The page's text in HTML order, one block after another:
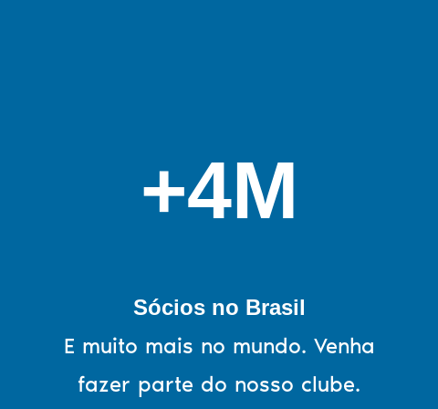
+4M
Sócios no Brasil
E muito mais no mundo. Venha
fazer parte do nosso clube.